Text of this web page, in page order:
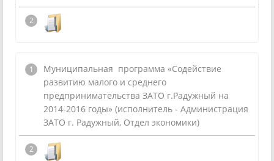
Муниципальная программа «Содействие
развитию малого и среднего
предпринимательства ЗАТО г.Радужный на
2014-2016 годы» (исполнитель - Администрация
ЗАТО г. Радужный, Отдел экономики)